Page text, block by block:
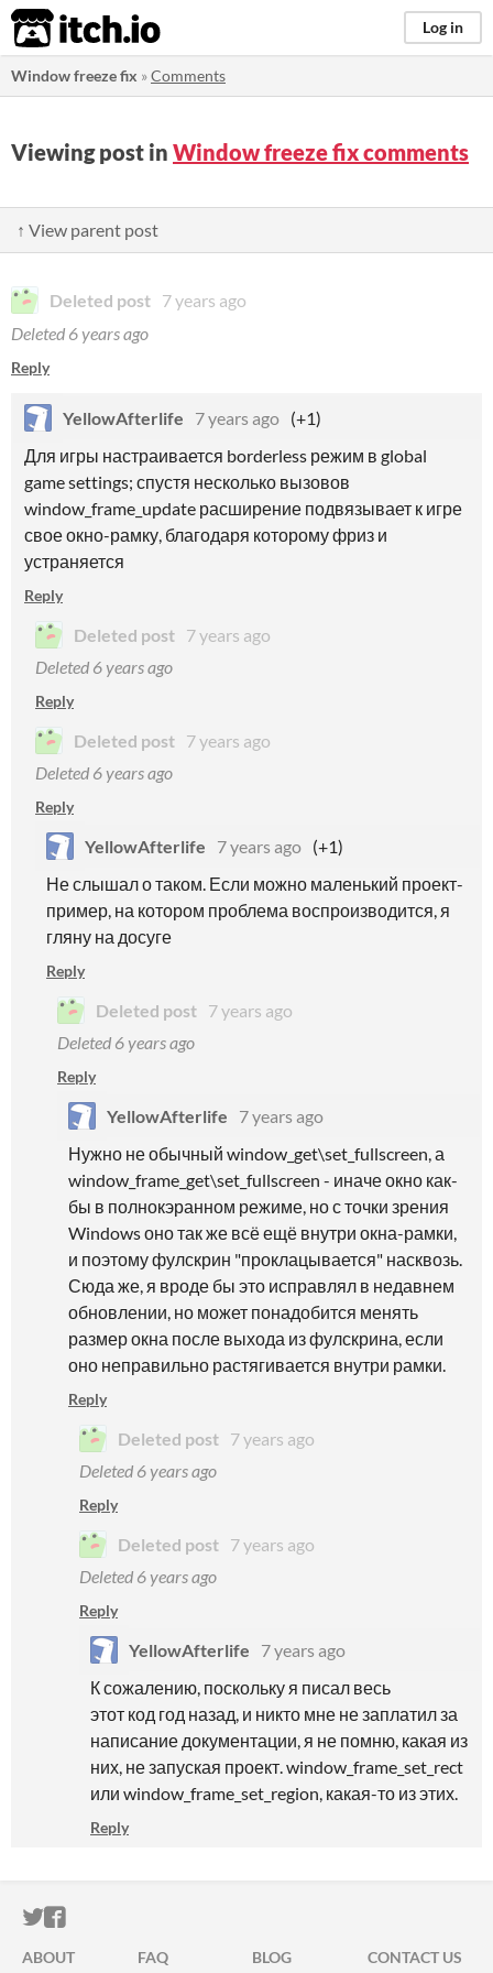
itch.io Log in
Window freeze fix »Comments
Viewing post in Window freeze fix comments
↑ View parent post
Deleted post 7 years ago
Deleted 6 years ago
Reply
YellowAfterlife 7 years ago (+1)
Для игры настраивается borderless режим в global
game settings; спустя несколько вызовов
window_frame_update расширение подвязывает к игре
свое окно-рамку, благодаря которому фриз и
устраняется
Reply
Deleted post 7 years ago
Deleted 6 years ago
Reply
Deleted post 7 years ago
Deleted 6 years ago
Reply
YellowAfterlife 7 years ago (+1)
Не слышал о таком. Если можно маленький проект-
пример, на котором проблема воспроизводится, я
гляну на досуге
Reply
Deleted post 7 years ago
Deleted 6 years ago
Reply
YellowAfterlife
7 years ago
Нужно не обычный window_get\set_fullscreen, а
window_frame_get\set_fullscreen - иначе окно как-
бы в полнокэранном режиме, но с точки зрения
Windows оно так же всё ещё внутри окна-рамки,
и поэтому фулскрин "проклацывается" насквозь.
Сюда же, я вроде бы это исправлял в недавнем
обновлении, но может понадобится менять
размер окна после выхода из фулскрина, если
оно неправильно растягивается внутри рамки.
Reply
Deleted post 7 years ago
Deleted 6 years ago
Reply
Deleted post 7 years ago
Deleted 6 years ago
Reply
YellowAfterlife
7 years ago
К сожалению, поскольку я писал весь
этот код год назад, и никто мне не заплатил за
написание документации, я не помню, какая из
них, не запуская проект. window_frame_set_rect
или window_frame_set_region, какая-то из этих.
Reply
ITCH.IO ON TWITTER
ITCH.IO ON FACEBOOK
ABOUT FAQ BLOG CONTACT US